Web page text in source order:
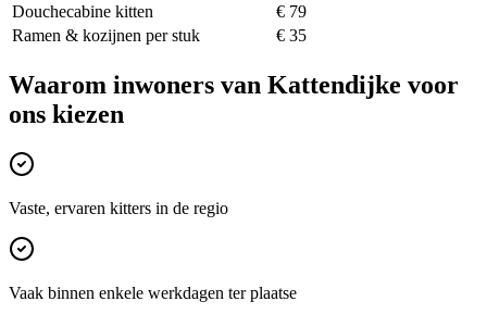
Douchecabine kitten
€ 79
Ramen & kozijnen per stuk
€ 35
Waarom inwoners van Kattendijke voor
ons kiezen
Vaste, ervaren kitters in de regio
Vaak binnen enkele werkdagen ter plaatse